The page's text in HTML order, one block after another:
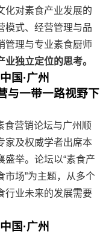
化对素食产业发展的
模式、经营管理与品
管理与专业素食厨师
独立定位的思考。
国·广州
与一带一路视野下
食营销论坛与广州顺
家及权威学者出席本
盛举。论坛以“素食产
市场”为主题，从多个
行业未来的发展需要
国·广州